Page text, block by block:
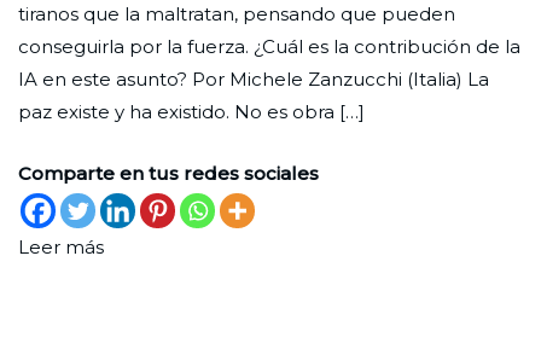
de
2025
artificial
tiranos que la maltratan, pensando que pueden
conseguirla por la fuerza. ¿Cuál es la contribución de la
IA en este asunto? Por Michele Zanzucchi (Italia) La
paz existe y ha existido. No es obra […]
Comparte en tus redes sociales
Leer más